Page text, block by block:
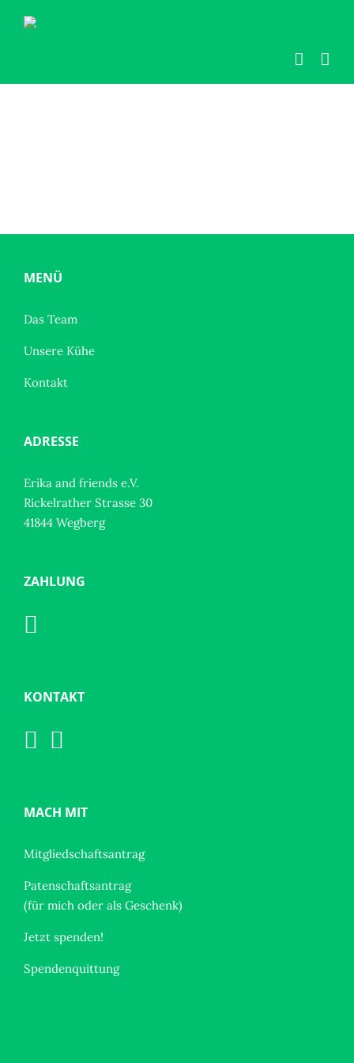
Inhalt
MENÜ
Das Team
Unsere Kühe
Kontakt
ADRESSE
Erika and friends e.V.
Rickelrather Strasse 30
41844 Wegberg
ZAHLUNG
KONTAKT
MACH MIT
Mitgliedschaftsantrag
Patenschaftsantrag
(für mich oder als Geschenk)
Jetzt spenden!
Spendenquittung